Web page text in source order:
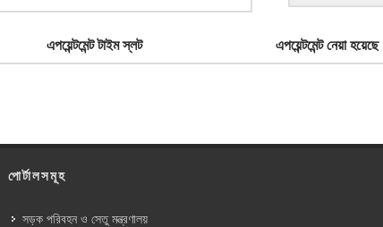
এপয়েন্টমেন্ট টাইম স্লট এপয়েন্টমেন্ট নেয়া হয়েছে
পোর্টালসমূহ
সড়ক পরিবহন ও সেতু মন্ত্রণালয়